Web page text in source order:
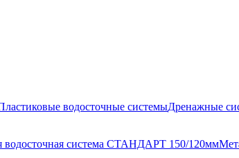
водосточные системыДренажные
водосточная система СТАНДАРТ 150/120мм